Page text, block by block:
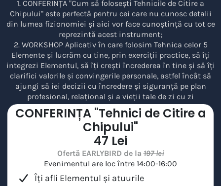
1. CONFERINȚA "Cum să folosești Tehnicile de Citire a
Chipului" este perfectă pentru cei care nu cunosc detalii
din lumea fizionomiei și aici vor face cunoștință cu tot ce
reprezintă acest instrument;
2. WORKSHOP Aplicativ în care folosim Tehnica celor 5
Elemente și lucrăm cu tine, prin exerciții practice, să îți
integrezi Elementul, să îți crești încrederea în tine și să îți
clarifici valorile și convingerile personale, astfel încât să
ajungi să iei decizii cu încredere și siguranță pe plan
profesional, relațional și a vieții tale de zi cu zi
CONFERINȚA "Tehnici de Citire a
Chipului"
47 Lei
Ofertă EARLYBIRD de la197 lei
Evenimentul are loc între 14:00-16:00
Îți afli Elementul și atuurile